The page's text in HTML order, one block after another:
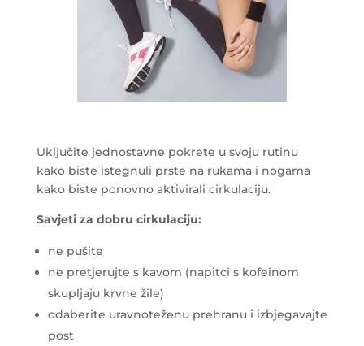
Uključite jednostavne pokrete u svoju rutinu
kako biste istegnuli prste na rukama i nogama
kako biste ponovno aktivirali cirkulaciju.
Savjeti za dobru cirkulaciju:
ne pušite
ne pretjerujte s kavom (napitci s kofeinom
skupljaju krvne žile)
odaberite uravnoteženu prehranu i izbjegavajte
post